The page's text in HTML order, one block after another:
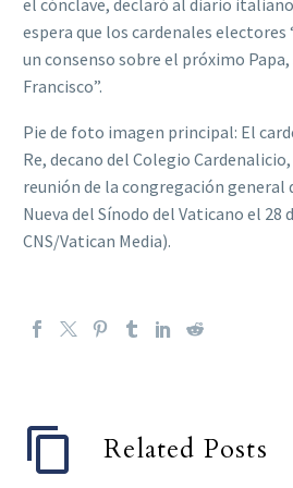
espera que los cardenales
un consenso sobre el próximo
Francisco”.
Pie de foto imagen principal: El
Re, decano del Colegio
reunión de la congregación general
Nueva del Sínodo del Vaticano el 28
CNS/Vatican Media).
Related Posts